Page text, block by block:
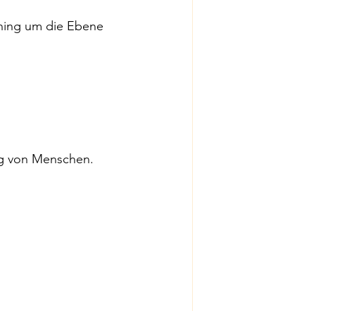
um die Ebene
von Menschen.